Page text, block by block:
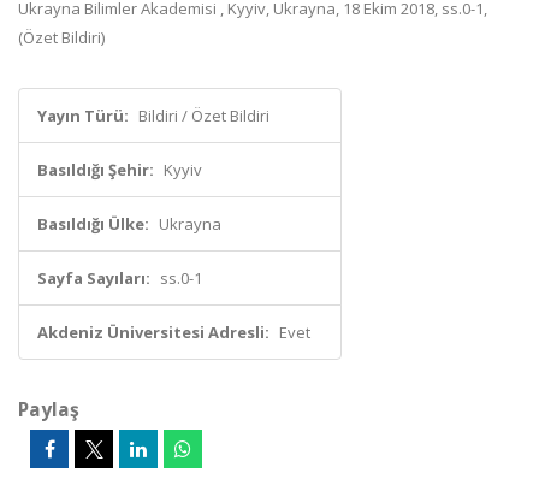
Ukrayna Bilimler Akademisi , Kyyiv, Ukrayna, 18 Ekim 2018, ss.0-1,
(Özet Bildiri)
Yayın Türü: Bildiri / Özet Bildiri
Basıldığı Şehir: Kyyiv
Basıldığı Ülke: Ukrayna
Sayfa Sayıları: ss.0-1
Akdeniz Üniversitesi Adresli: Evet
Paylaş